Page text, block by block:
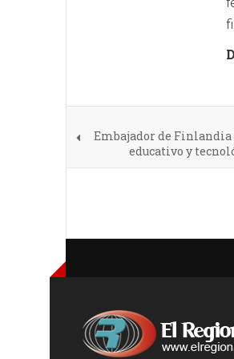
Embajador de
educativo y